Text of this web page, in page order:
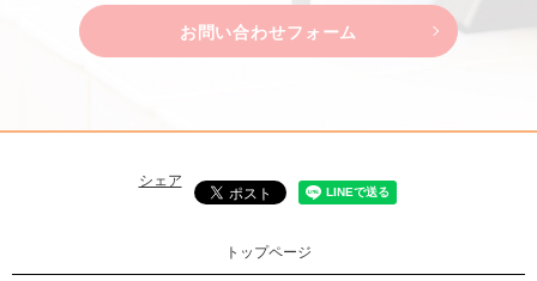
お問い合わせフォーム
シェア
トップページ